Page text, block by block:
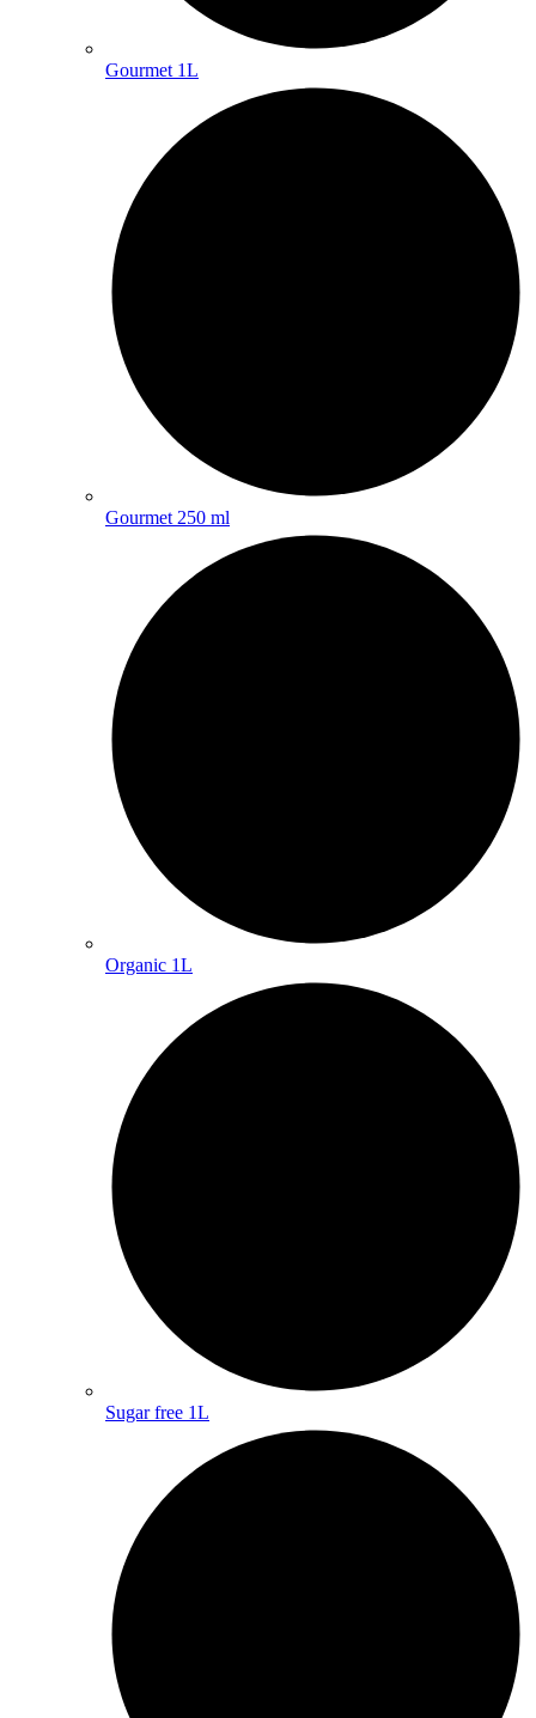
Gourmet 1L
Gourmet 250 ml
Organic 1L
Sugar free 1L